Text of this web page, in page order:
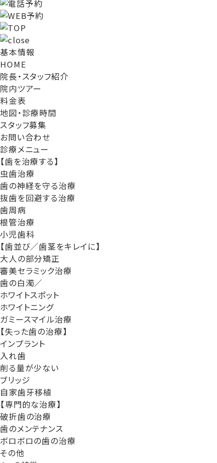
基本情報
HOME
院長・スタッフ紹介
院内ツアー
料金表
地図・診療時間
スタッフ募集
お問い合わせ
診療メニュー
【歯を治療する】
虫歯治療
歯の神経を守る治療
抜歯を回避する治療
歯周病
根管治療
小児歯科
【歯並び／歯茎をキレイに】
大人の部分矯正
審美セラミック治療
歯の白濁／
ホワイトスポット
ホワイトニング
ガミースマイル治療
【失った歯の治療】
インプラント
入れ歯
削る量が少ない
ブリッジ
自家歯牙移植
【専門的な治療】
破折歯の治療
歯のメンテナンス
ボロボロの歯の治療
その他